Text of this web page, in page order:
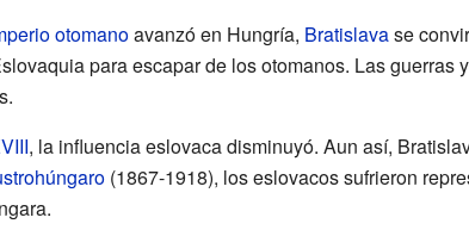
otomanoavanzó en Hungría, Bratislavase
para escapar de los otomanos. Las
, la influencia eslovaca disminuyó. Aun así,
(1867-1918), los eslovacos sufrieron